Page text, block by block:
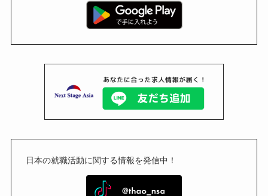
日本の就職活動に関する情報を発信中！